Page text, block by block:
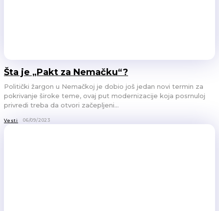
Šta je „Pakt za Nemačku“?
Politički žargon u Nemačkoj je dobio još jedan novi termin za
pokrivanje široke teme, ovaj put modernizacije koja posrnuloj
privredi treba da otvori začepljeni...
Vesti 06/09/2023